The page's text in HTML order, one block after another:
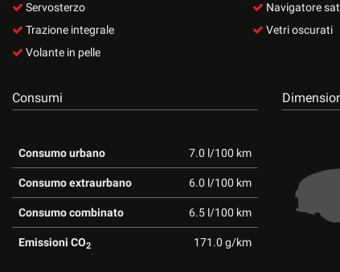
Servosterzo
Trazione integrale
Volante in pelle
Navigatore
Vetri oscurati
Consumi
Consumo urbano 7.0 l/100 km
Consumo extraurbano 6.0 l/100 km
Consumo combinato 6.5 l/100 km
Emissioni CO2 171.0 g/km